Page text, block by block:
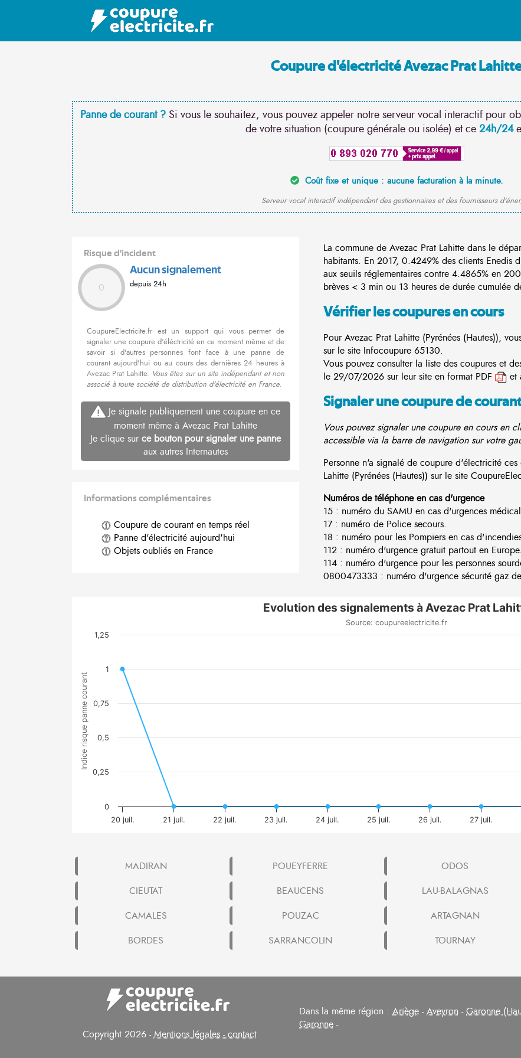
Coupure d'électricité Avezac Prat
Panne de courant ? Si vous le souhaitez, vous pouvez appeler notre serveur vocal interactif pour
de votre situation (coupure générale ou isolée) et ce 24h/24
Coût fixe et unique : aucune facturation à la minute.
Serveur vocal interactif indépendant des gestionnaires et des fournisseurs
Risque d'incident
0
Aucun signalement
depuis 24h
CoupureElectricite.fr est un support qui vous permet de
signaler une coupure d'éléctricité en ce moment même et de
savoir si d'autres personnes font face à une panne de
courant aujourd'hui ou au cours des dernières 24 heures à
Avezac Prat Lahitte. Vous êtes sur un site indépendant et non
associé à toute société de distribution d'électricité en France.
Je signale publiquement une coupure en ce
moment même à Avezac Prat Lahitte
Je clique sur ce bouton pour signaler une panne
aux autres Internautes
Informations complémentaires
Coupure de courant en temps réel
Panne d'électricité aujourd'hui
Objets oubliés en France
La commune de Avezac Prat Lahitte dans le
habitants. En 2017, 0.4249% des clients Enedis
aux seuils réglementaires contre 4.4865% en
brèves < 3 min ou 13 heures de durée cumulée
Vérifier les coupures en cours
Pour Avezac Prat Lahitte (Pyrénées (Hautes)),
sur le site Infocoupure 65130.
Vous pouvez consulter la liste des coupures et
le 29/07/2026 sur leur site en format PDF
et
Signaler une coupure de
Vous pouvez signaler une coupure en cours en
accessible via la barre de navigation sur votre
Personne n'a signalé de coupure d'électricité
Lahitte (Pyrénées (Hautes)) sur le site
Numéros de téléphone en cas d'urgence
15 : numéro du SAMU en cas d'urgences
17 : numéro de Police secours.
18 : numéro pour les Pompiers en cas
112 : numéro d'urgence gratuit partout en Europe.
114 : numéro d'urgence pour les personnes
0800473333 : numéro d'urgence sécurité gaz
Indice risque panne courant
Evolution des signalements à Avezac Prat
Source: coupureelectricite.fr
20 juil. 21 juil. 22 juil. 23 juil. 24 juil. 25 juil. 26 juil. 27 juil.
0
0,25
0,5
0,75
1
1,25
MADIRAN POUEYFERRE ODOS
CIEUTAT
BEAUCENS LAU-BALAGNAS
CAMALES
POUZAC ARTAGNAN
BORDES
SARRANCOLIN TOURNAY
Copyright 2026 -Mentions légales - contact
Dans la même région : Ariège -Aveyron -Garonne
Garonne -